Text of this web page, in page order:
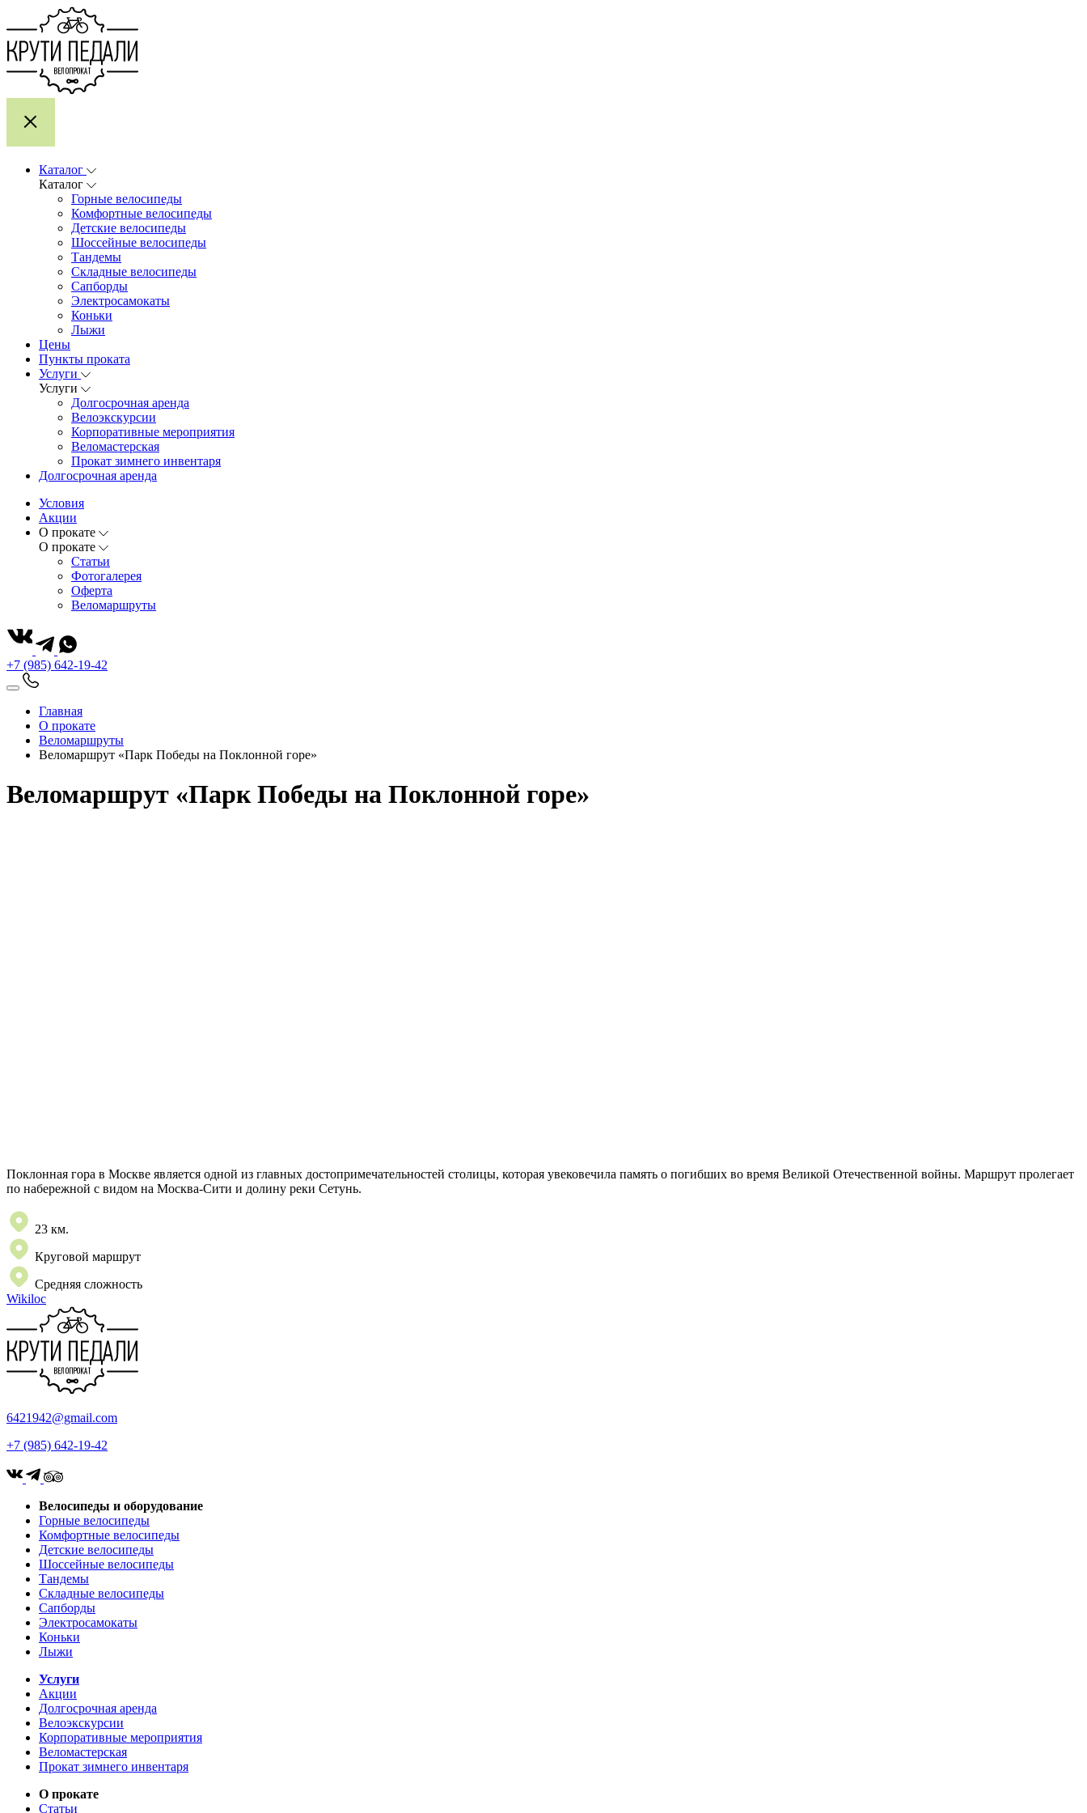
Каталог
Каталог
Горные велосипеды
Комфортные велосипеды
Детские велосипеды
Шоссейные велосипеды
Тандемы
Складные велосипеды
Сапборды
Электросамокаты
Коньки
Лыжи
Цены
Пункты проката
Услуги
Услуги
Долгосрочная аренда
Велоэкскурсии
Корпоративные мероприятия
Веломастерская
Прокат зимнего инвентаря
Долгосрочная аренда
Условия
Акции
О прокате
О прокате
Статьи
Фотогалерея
Оферта
Веломаршруты
+7 (985) 642-19-42
Главная
О прокате
Веломаршруты
Веломаршрут «Парк Победы на Поклонной горе»
Веломаршрут «Парк Победы на Поклонной горе»
Поклонная гора в Москве является одной из главных достопримечательностей столицы, которая увековечила память о погибших во время Великой Отечественной войны. Маршрут пролегает
по набережной с видом на Москва-Сити и долину реки Сетунь.
23 км.
Круговой маршрут
Средняя сложность
Wikiloc
6421942@gmail.com
+7 (985) 642-19-42
Велосипеды и оборудование
Горные велосипеды
Комфортные велосипеды
Детские велосипеды
Шоссейные велосипеды
Тандемы
Складные велосипеды
Сапборды
Электросамокаты
Коньки
Лыжи
Услуги
Акции
Долгосрочная аренда
Велоэкскурсии
Корпоративные мероприятия
Веломастерская
Прокат зимнего инвентаря
О прокате
Статьи